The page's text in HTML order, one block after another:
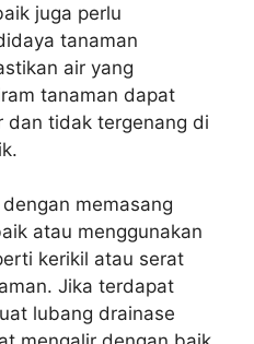
juga perlu
tanaman
air yang
tanaman dapat
dan tidak tergenang di
memasang
atau menggunakan
kerikil atau serat
Jika terdapat
lubang drainase